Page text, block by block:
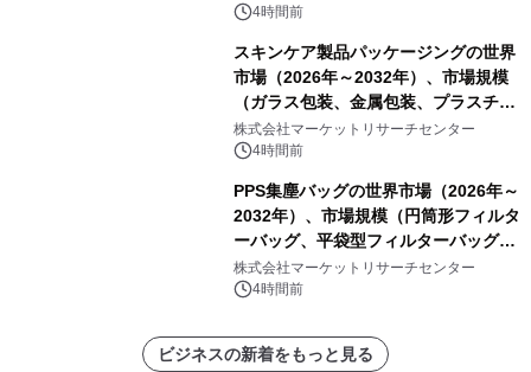
4時間前
スキンケア製品パッケージングの世界
市場（2026年～2032年）、市場規模
（ガラス包装、金属包装、プラスチッ
ク包装、その他）・分析レポートを発
表
株式会社マーケットリサーチセンター
4時間前
PPS集塵バッグの世界市場（2026年～
2032年）、市場規模（円筒形フィルタ
ーバッグ、平袋型フィルターバッグ、
プリーツフィルターバッグ、その
他）・分析レポートを発表
株式会社マーケットリサーチセンター
4時間前
ビジネスの新着をもっと見る